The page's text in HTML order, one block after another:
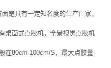
具有一定知名度的生产厂家，
桌面式点胶机，全景视觉点胶机
在80cm-100cm/S，最大点胶量